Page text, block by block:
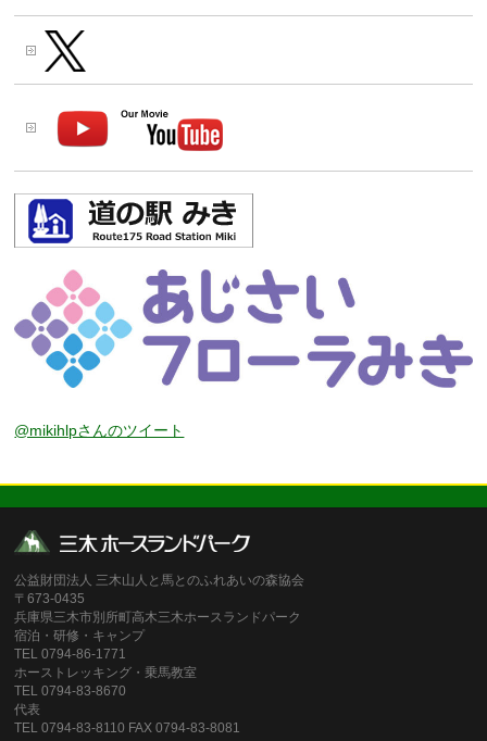
@mikihlpさんのツイート
公益財団法人 三木山人と馬とのふれあいの森協会
〒673-0435
兵庫県三木市別所町高木三木ホースランドパーク
宿泊・研修・キャンプ
TEL 0794-86-1771
ホーストレッキング・乗馬教室
TEL 0794-83-8670
代表
TEL 0794-83-8110 FAX 0794-83-8081